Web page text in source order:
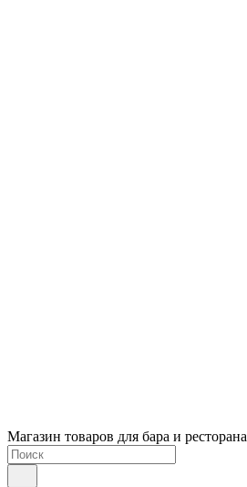
Магазин товаров для бара и ресторана